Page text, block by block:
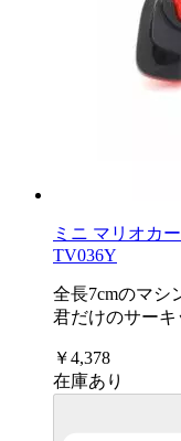
ミニ マリオカ
TV036Y
全長7cmのマシ
君だけのサーキ
￥4,378
在庫あり